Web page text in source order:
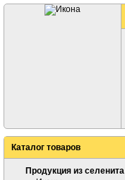
Каталог товаров
Продукция из селенита